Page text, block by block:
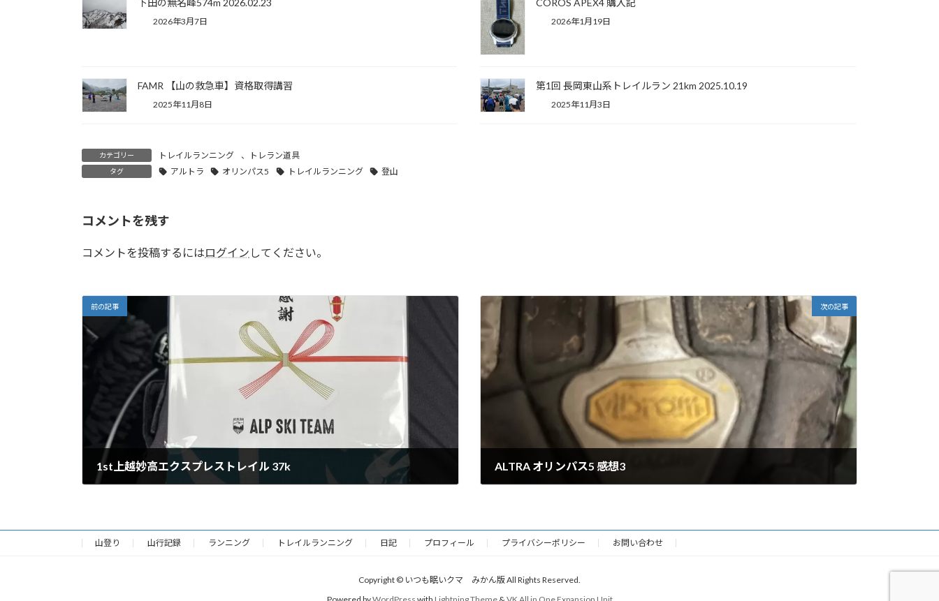
下田の無名峰574m 2026.02.23
2026年3月7日
COROS APEX4 購入記
2026年1月19日
FAMR 【山の救急車】資格取得講習
2025年11月8日
第1回 長岡東山系トレイルラン 21km 2025.10.19
2025年11月3日
カテゴリー トレイルランニング 、 トレラン道具
タグ アルトラ オリンパス5 トレイルランニング 登山
コメントを残す
コメントを投稿するにはログイン してください。
前の記事
1st上越妙高エクスプレストレイル 37k
次の記事
ALTRA オリンパス5 感想3
山登り 山行記録 ランニング トレイルランニング 日記 プロフィール プライバシーポリシー お問い合わせ
Copyright © いつも眠いクマ みかん版 All Rights Reserved.